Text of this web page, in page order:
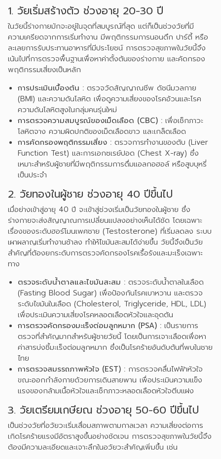
1. วัยเริ่มสร้างตัว ช่วงอายุ 20-30 ปี
ในวัยนี้ร่างกายมักจะอยู่ในจุดที่สมบูรณ์ที่สุด แต่ก็เป็นช่วงวัยที่มี
ความเครียดจากการเริ่มทำงาน มีพฤติกรรมการนอนดึก ปาร์ตี้ หรือ
ละเลยการรับประทานอาหารที่มีประโยชน์ การตรวจสุขภาพในวัยนี้จึง
เน้นไปที่การตรวจพื้นฐานเพื่อหาค่าตั้งต้นของร่างกาย และคัดกรอง
พฤติกรรมเสี่ยงเป็นหลัก
การประเมินเบื้องต้น : ตรวจวัดสัญญาณชีพ ดัชนีมวลกาย
(BMI) และความดันโลหิต เพื่อดูความเสี่ยงของโรคอ้วนและโรค
ความดันโลหิตสูงในกลุ่มคนรุ่นใหม่
การตรวจความสมบูรณ์ของเม็ดเลือด (CBC) : เพื่อเช็กภาวะ
โลหิตจาง ความผิดปกติของเม็ดเลือดขาว และเกล็ดเลือด
การคัดกรองพฤติกรรมเสี่ยง : ตรวจการทำงานของตับ (Liver
Function Test) และการเอกซเรย์ปอด (Chest X-ray) ซึ่ง
เหมาะสำหรับผู้ชายที่มีพฤติกรรมการดื่มแอลกอฮอล์ หรือสูบบุหรี่
เป็นประจำ
2. วัยทองในผู้ชาย ช่วงอายุ 40 ปีขึ้นไป
เมื่อย่างเข้าสู่อายุ 40 ปี จะเข้าสู่ช่วงเริ่มเป็นวัยทองในผู้ชาย ซึ่ง
ร่างกายจะส่งสัญญาณการเปลี่ยนแปลงอย่างเห็นได้ชัด โดยเฉพาะ
เรื่องของระดับฮอร์โมนเพศชาย (Testosterone) ที่เริ่มลดลง ระบบ
เผาผลาญเริ่มทำงานช้าลง ทำให้ไขมันสะสมได้ง่ายขึ้น วัยนี้จึงเป็นวัย
สำคัญที่ต้องยกระดับการตรวจคัดกรองโรคเรื้อรังและมะเร็งเฉพาะ
ทาง
ตรวจระดับน้ำตาลและไขมันสะสม : ตรวจระดับน้ำตาลในเลือด
(Fasting Blood Sugar) เพื่อป้องกันโรคเบาหวาน และตรวจ
ระดับไขมันในเลือด (Cholesterol, Triglyceride, HDL, LDL)
เพื่อประเมินความเสี่ยงโรคหลอดเลือดหัวใจและอุดตัน
การตรวจคัดกรองมะเร็งต่อมลูกหมาก (PSA) : เป็นรายการ
ตรวจที่สำคัญมากสำหรับผู้ชายวัยนี้ โดยเป็นการเจาะเลือดเพื่อหา
ค่าสารบ่งชี้มะเร็งต่อมลูกหมาก ซึ่งเป็นโรคร้ายอันดับต้นที่พบในชาย
ไทย
การตรวจสมรรถภาพหัวใจ (EST) : การตรวจคลื่นไฟฟ้าหัวใจ
ขณะออกกำลังกายด้วยการเดินสายพาน เพื่อประเมินความแข็ง
แรงของกล้ามเนื้อหัวใจและเช็กภาวะหลอดเลือดหัวใจตีบแฝง
3. วัยเตรียมเกษียณ ช่วงอายุ 50-60 ปีขึ้นไป
เป็นช่วงวัยที่อวัยวะเริ่มเสื่อมสภาพตามกาลเวลา ความเสี่ยงต่อการ
เกิดโรคร้ายแรงมีอัตราสูงขึ้นอย่างชัดเจน การตรวจสุขภาพในวัยนี้จึง
ต้องมีความละเอียดและเจาะลึกในอวัยวะสำคัญเพิ่มขึ้น เช่น